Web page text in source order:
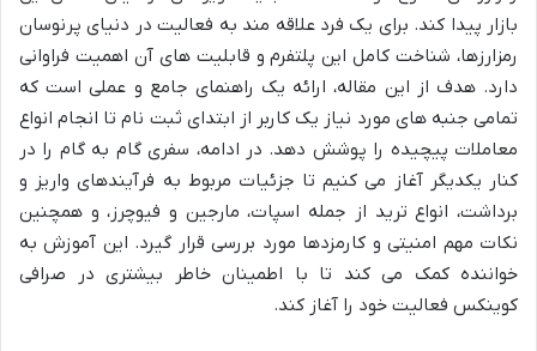
بازار پیدا کند. برای یک فرد علاقه مند به فعالیت در دنیای پرنوسان
رمزارزها، شناخت کامل این پلتفرم و قابلیت های آن اهمیت فراوانی
دارد. هدف از این مقاله، ارائه یک راهنمای جامع و عملی است که
تمامی جنبه های مورد نیاز یک کاربر از ابتدای ثبت نام تا انجام انواع
معاملات پیچیده را پوشش دهد. در ادامه، سفری گام به گام را در
کنار یکدیگر آغاز می کنیم تا جزئیات مربوط به فرآیندهای واریز و
برداشت، انواع ترید از جمله اسپات، مارجین و فیوچرز، و همچنین
نکات مهم امنیتی و کارمزدها مورد بررسی قرار گیرد. این آموزش به
خواننده کمک می کند تا با اطمینان خاطر بیشتری در صرافی
کوینکس فعالیت خود را آغاز کند.